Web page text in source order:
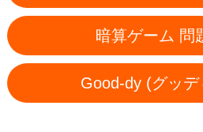
暗算ゲーム 問
Good-dy (グッ